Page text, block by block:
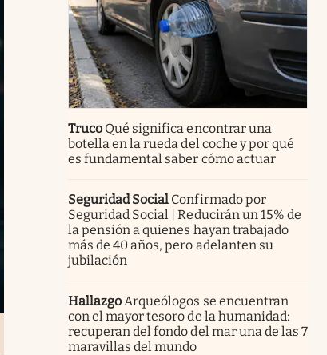
Truco Qué significa encontrar una
botella en la rueda del coche y por qué
es fundamental saber cómo actuar
Seguridad Social Confirmado por
Seguridad Social | Reducirán un 15% de
la pensión a quienes hayan trabajado
más de 40 años, pero adelanten su
jubilación
HallazgoArqueólogos se encuentran
con el mayor tesoro de la humanidad:
recuperan del fondo del mar una de las 7
maravillas del mundo